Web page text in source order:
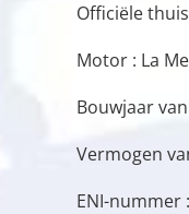
Officiële
Motor : La
Bouwjaar
Vermogen
ENI-nummer